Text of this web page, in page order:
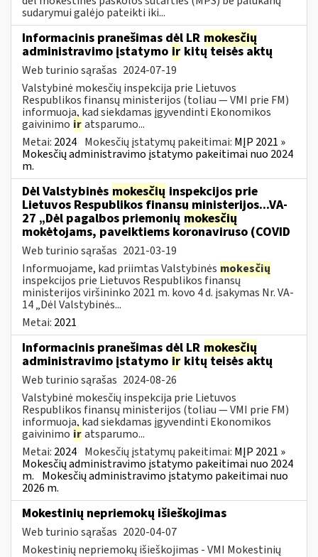
sudarymui galėjo pateikti iki...
Informacinis pranešimas dėl LR mokesčių
administravimo įstatymo ir kitų teisės aktų
Web turinio sąrašas 2024-07-19
Valstybinė mokesčių inspekcija prie Lietuvos
Respublikos finansų ministerijos (toliau — VMI prie FM)
informuoja, kad siekdamas įgyvendinti Ekonomikos
gaivinimo iratsparumo...
Metai: 2024 Mokesčių įstatymų pakeitimai: MĮP 2021 »
Mokesčių administravimo įstatymo pakeitimai nuo 2024
m.
Dėl Valstybinės mokesčių inspekcijos prie
Lietuvos Respublikos finansų ministerijos...VA-
27 „Dėl pagalbos priemonių mokesčių
mokėtojams, paveiktiems koronaviruso (COVID
Web turinio sąrašas 2021-03-19
Informuojame, kad priimtas Valstybinės mokesčių
inspekcijos prie Lietuvos Respublikos finansų
ministerijos viršininko 2021 m. kovo 4 d. įsakymas Nr. VA-
14 „Dėl Valstybinės...
Metai: 2021
Informacinis pranešimas dėl LR mokesčių
administravimo įstatymo ir kitų teisės aktų
Web turinio sąrašas 2024-08-26
Valstybinė mokesčių inspekcija prie Lietuvos
Respublikos finansų ministerijos (toliau — VMI prie FM)
informuoja, kad siekdamas įgyvendinti Ekonomikos
gaivinimo iratsparumo...
Metai: 2024 Mokesčių įstatymų pakeitimai: MĮP 2021 »
Mokesčių administravimo įstatymo pakeitimai nuo 2024
m. Mokesčių administravimo įstatymo pakeitimai nuo
2026 m.
Mokestinių nepriemokų išieškojimas
Web turinio sąrašas 2020-04-07
Mokestinių nepriemokų išieškojimas - VMI Mokestinių